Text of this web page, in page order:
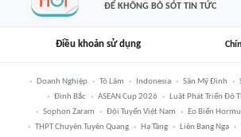
ĐỂ KHÔNG BỎ SÓT TIN TỨC
Điều khoản sử dụng
Doanh Nghiệp Tô Lâm Indonesia Sân Mỹ Đình
Đình Bắc
ASEAN Cup 2026 Luật Phát Triển Đô
Sophon Zaram
Đội Tuyển Việt Nam Eo Biển
THPT Chuyên Tuyên Quang
Hạ Tầng Liên Bang Nga